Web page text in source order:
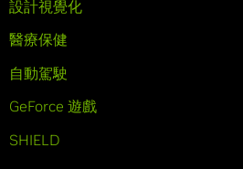
設計視覺化
醫療保健
自動駕駛
GeForce 遊戲
SHIELD